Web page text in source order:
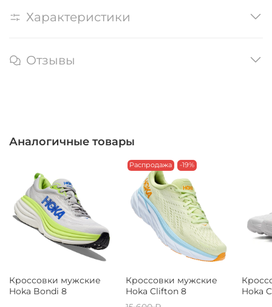
Характеристики
Отзывы
Аналогичные товары
Кроссовки мужские
Hoka Bondi 8
Распродажа -19%
Кроссовки мужские
Hoka Clifton 8
Hoka